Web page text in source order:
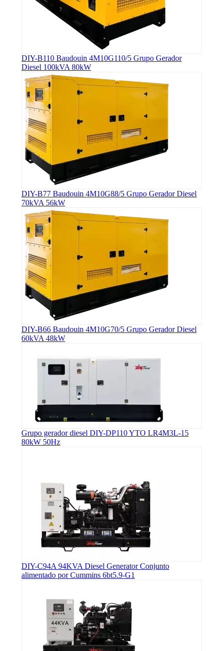
DIY-B110 Baudouin 4M10G110/5 Grupo Gerador
Diesel 100kVA 80kW
DIY-B77 Baudouin 4M10G88/5 Grupo Gerador Diesel
70kVA 56kW
DIY-B66 Baudouin 4M10G70/5 Grupo Gerador Diesel
60kVA 48kW
Grupo gerador diesel DIY-DP110 YTO LR4M3L-15
80kW 50Hz
DIY-C94A 94KVA Diesel Generator Conjunto
alimentado por Cummins 6bt5.9-G1